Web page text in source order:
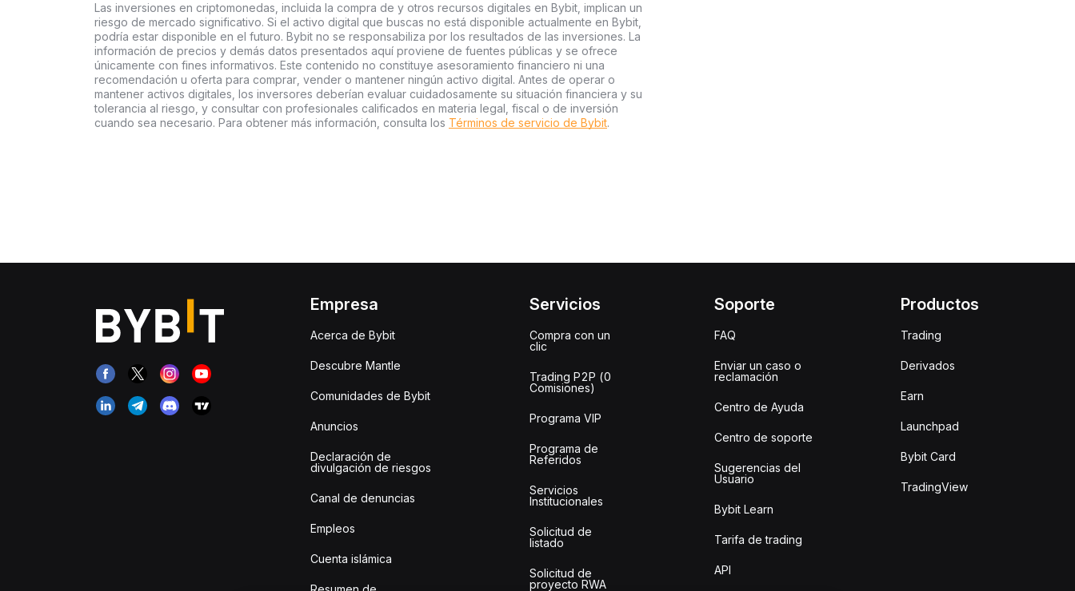
Las inversiones en criptomonedas, incluida la compra de y otros recursos digitales en Bybit, implican un
riesgo de mercado significativo. Si el activo digital que buscas no está disponible actualmente en Bybit,
podría estar disponible en el futuro. Bybit no se responsabiliza por los resultados de las inversiones. La
información de precios y demás datos presentados aquí proviene de fuentes públicas y se ofrece
únicamente con fines informativos. Este contenido no constituye asesoramiento financiero ni una
recomendación u oferta para comprar, vender o mantener ningún activo digital. Antes de operar o
mantener activos digitales, los inversores deberían evaluar cuidadosamente su situación financiera y su
tolerancia al riesgo, y consultar con profesionales calificados en materia legal, fiscal o de inversión
cuando sea necesario. Para obtener más información, consulta los Términos de servicio de Bybit.
Empresa
Acerca de Bybit
Descubre Mantle
Comunidades de Bybit
Anuncios
Declaración de
divulgación de riesgos
Canal de denuncias
Empleos
Cuenta islámica
Servicios
Compra con un
clic
Trading P2P (0
Comisiones)
Programa VIP
Programa de
Referidos
Servicios
Institucionales
Solicitud de
listado
Solicitud de
proyecto RWA
Soporte
FAQ
Enviar un caso o
reclamación
Centro de Ayuda
Centro de soporte
Sugerencias del
Usuario
Bybit Learn
Tarifa de trading
API
Productos
Trading
Derivados
Earn
Launchpad
Bybit Card
TradingView